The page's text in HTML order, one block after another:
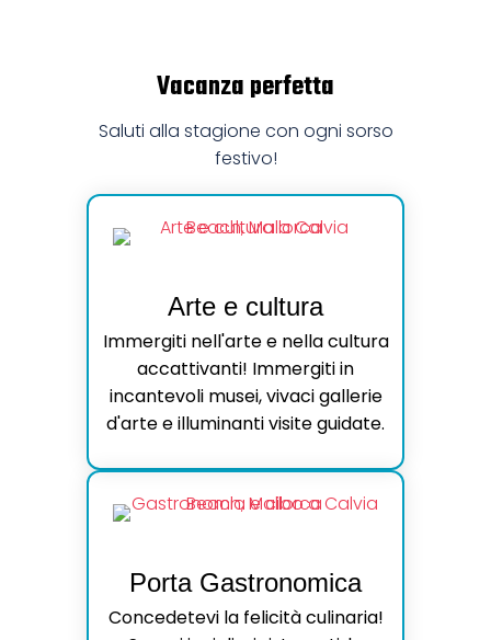
Vacanza perfetta
Saluti alla stagione con ogni sorso
festivo!
Arte e cultura
Immergiti nell'arte e nella cultura
accattivanti! Immergiti in
incantevoli musei, vivaci gallerie
d'arte e illuminanti visite guidate.
Porta Gastronomica
Concedetevi la felicità culinaria!